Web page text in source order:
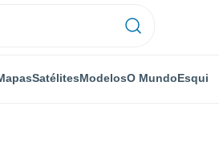
SatélitesModelosO MundoEsqui